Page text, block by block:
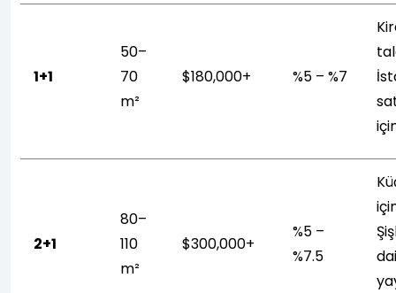
1+1
50–
70
m²
$180,000+ %5 – %7
2+1
80–
110
m²
$300,000+
%5 –
%7.5